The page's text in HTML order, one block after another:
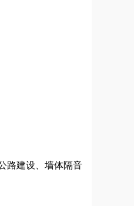
路建设、墙体隔音